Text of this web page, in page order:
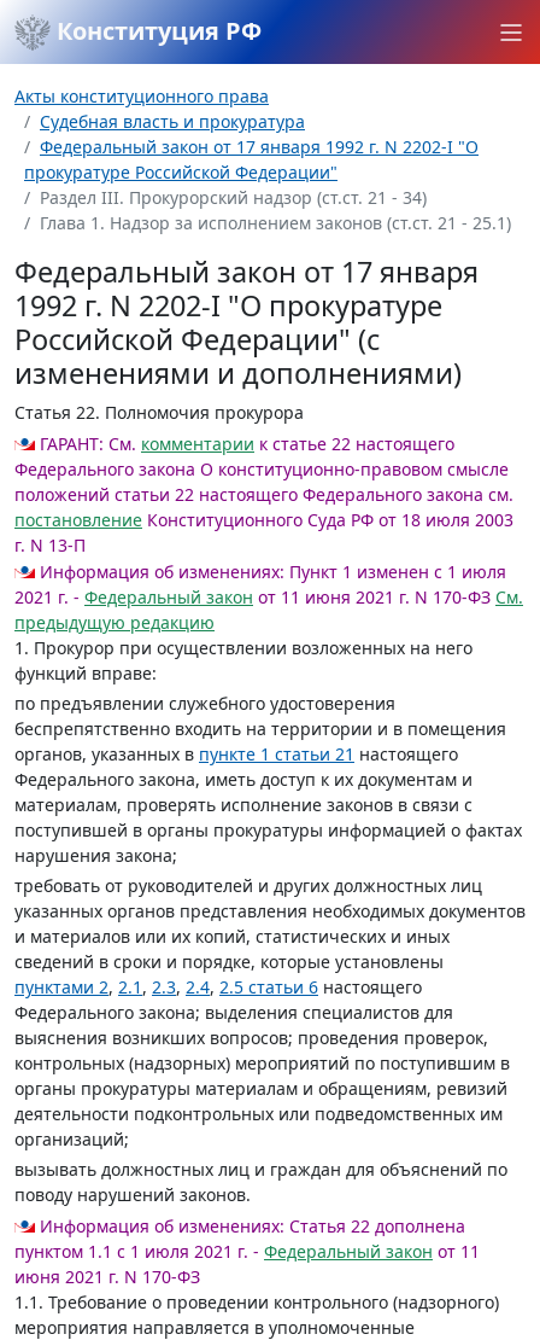
Конституция РФ
Акты конституционного права
Судебная власть и прокуратура
Федеральный закон от 17 января 1992 г. N 2202-I "О
прокуратуре Российской Федерации"
Раздел III. Прокурорский надзор (ст.ст. 21 - 34)
Глава 1. Надзор за исполнением законов (ст.ст. 21 - 25.1)
Федеральный закон от 17 января
1992 г. N 2202-I "О прокуратуре
Российской Федерации" (с
изменениями и дополнениями)
Статья 22. Полномочия прокурора
ГАРАНТ: См. комментарии к статье 22 настоящего
Федерального закона О конституционно-правовом смысле
положений статьи 22 настоящего Федерального закона см.
постановление Конституционного Суда РФ от 18 июля 2003
г. N 13-П
Информация об изменениях: Пункт 1 изменен с 1 июля
2021 г. - Федеральный закон от 11 июня 2021 г. N 170-ФЗ См.
предыдущую редакцию
1. Прокурор при осуществлении возложенных на него
функций вправе:
по предъявлении служебного удостоверения
беспрепятственно входить на территории и в помещения
органов, указанных в пункте 1 статьи 21 настоящего
Федерального закона, иметь доступ к их документам и
материалам, проверять исполнение законов в связи с
поступившей в органы прокуратуры информацией о фактах
нарушения закона;
требовать от руководителей и других должностных лиц
указанных органов представления необходимых документов
и материалов или их копий, статистических и иных
сведений в сроки и порядке, которые установлены
пунктами 2, 2.1 , 2.3, 2.4, 2.5 статьи 6 настоящего
Федерального закона; выделения специалистов для
выяснения возникших вопросов; проведения проверок,
контрольных (надзорных) мероприятий по поступившим в
органы прокуратуры материалам и обращениям, ревизий
деятельности подконтрольных или подведомственных им
организаций;
вызывать должностных лиц и граждан для объяснений по
поводу нарушений законов.
Информация об изменениях: Статья 22 дополнена
пунктом 1.1 с 1 июля 2021 г. - Федеральный закон от 11
июня 2021 г. N 170-ФЗ
1.1. Требование о проведении контрольного (надзорного)
мероприятия направляется в уполномоченные